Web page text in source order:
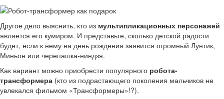
Другое дело выяснить, кто из мультипликационных персонажей
является его кумиром. И представьте, сколько детской радости
будет, если к нему на день рождения заявится огромный Лунтик,
Миньон или черепашка-ниндзя.
Как вариант можно приобрести популярного робота-
трансформера (кто из подрастающего поколения мальчиков не
увлекался фильмом «Трансформеры»!?).